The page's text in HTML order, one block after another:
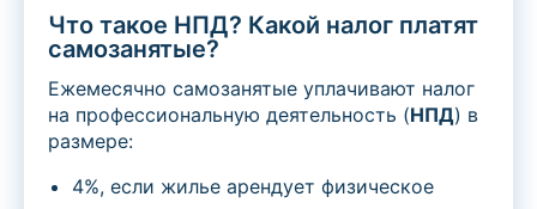
Что такое НПД? Какой налог платят
самозанятые?
Ежемесячно самозанятые уплачивают налог
на профессиональную деятельность (НПД) в
размере:
4%, если жилье арендует физическое